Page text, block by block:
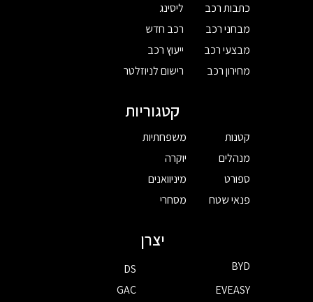
כתבות רכב
מבחני רכב
מבצעי רכב
מחירון רכב
ליסינג
רכב חדש
ייעוץ רכב
רישום לניוזלטר
קטגוריות
קטנות
מנהלים
ספורט
פנאי שטח
משפחתיות
יוקרה
מיניוואנים
מסחרי
יצרן
BYD
DS
EVEASY
GAC